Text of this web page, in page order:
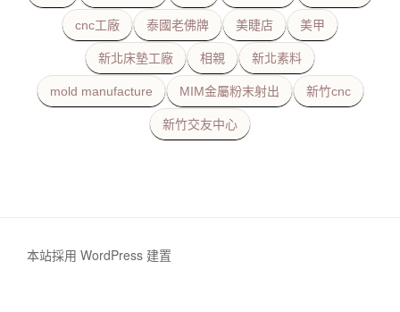
cnc工廠 泰國老佛牌 美睫店 美甲
新北床墊工廠 相親 新北素料
mold manufacture MIM金屬粉末射出 新竹cnc
新竹交友中心
本站採用 WordPress 建置